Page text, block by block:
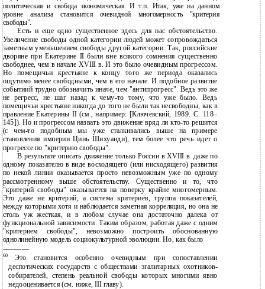
политическая и свобода экономическая. И т.п. Итак, уже на данном
уровне анализа становится очевидной многомерность "критерия
свободы".
Есть и еще одно существенное здесь для нас обстоятельство.
Увеличение свободы одной категории людей может сопровождаться
заметным уменьшением свободы другой категории. Так, российские
дворяне при Екатерине II были вне всякого сомнения существенно
свободнее, чем в начале XVIII в. И это было очевидным прогрессом.
Но помещичьи крестьяне к концу того же периода оказались
ощутимо менее свободными, чем в его начале. И подобное развитие
событиий трудно обозначить иначе, чем "антипрогресс". Ведь это же
не регресс, не шаг назад к чему-то тому, что уже было. Ведь
помещичьи крестьяне никогда до того не были так несвободны, как в
правление Екатерины II (см., например: [Ключевский, 1989. С. 118–
145]). Но и прогрессом назвать это движение вряд ли кто-то решится
(с чем-то подобным мы уже сталкивались выше на примере
становления империи Цинь Шихуанди), тем более что речь идет о
прогрессе по "критерию свободы".
В результате описать движение только России в XVIII в. даже по
одному показателю в виде восходящего (или нисходящего) развития
по некой линии оказывается просто невозможным уже по одному
рассмотренному выше обстоятельству. Существенно и то, что
"критерий свободы" оказывается на поверку крайне многомерным.
Это даже не критерий, а система критериев, группа показателей,
между которыми хотя и наблюдается заметная корреляция, но она не
столь уж жесткая, и в любом случае она достаточно далека от
функциональной зависимости. Таким образом, работая даже с одним
"критерием свободы", невозможно построить обоснованную
однолинейную модель социокультурной эволюции. Но, как было
———————
60 Это становится особенно очевидным при сопоставлении
деспотических государств с обществами эгалитарных охотников-
собирателей, степень реальной свободы которых многими явно
недооценивается (см. ниже, III главу).